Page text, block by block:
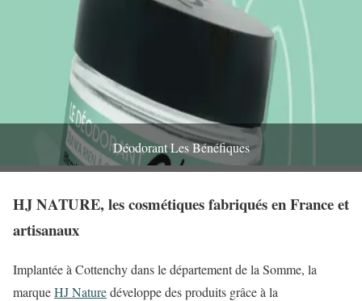
Déodorant Les Bénéfiques
HJ NATURE, les cosmétiques fabriqués en France et
artisanaux
Implantée à Cottenchy dans le département de la Somme, la
marqueHJ Naturedéveloppe des produits grâce à la